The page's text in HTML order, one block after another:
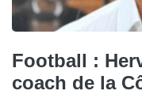
Football :
coach de la